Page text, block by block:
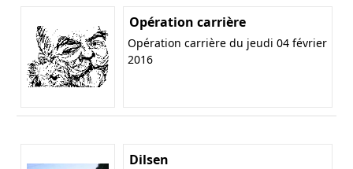
Opération carrière
Opération carrière du jeudi 04 février
2016
Dilsen